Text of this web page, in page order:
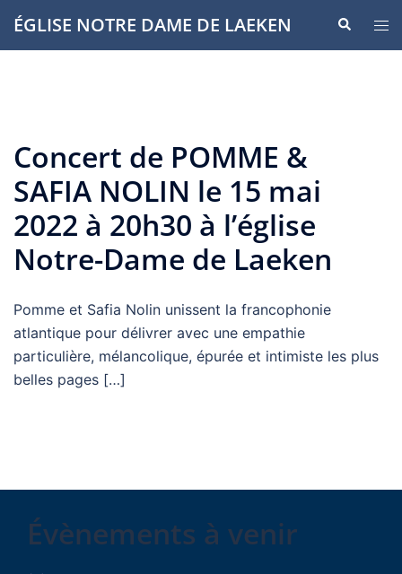
Aller
auÉGLISE NOTRE DAME DE LAEKEN
le
Concert de POMME &
SAFIA NOLIN le 15 mai
2022 à 20h30 à l’église
Notre-Dame de Laeken
Pomme et Safia Nolin unissent la francophonie
atlantique pour délivrer avec une empathie
particulière, mélancolique, épurée et intimiste les plus
belles pages […]
Évènements à venir